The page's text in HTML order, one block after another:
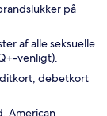
på
af alle seksuelle
venligt).
debetkort
American